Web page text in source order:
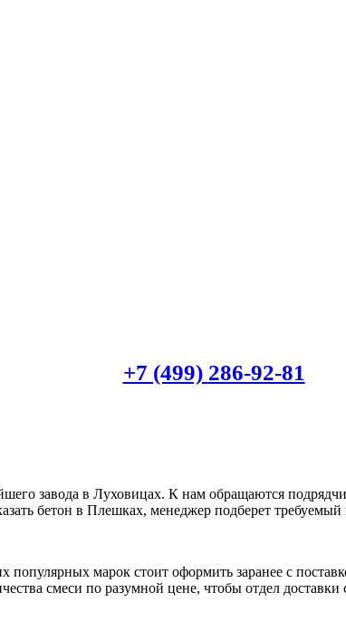
+7 (499) 286-92-81
завода в Луховицах. К нам обращаются
бетон в Плешках, менеджер подберет
марок стоит оформить заранее с
смеси по разумной цене, чтобы отдел доставки